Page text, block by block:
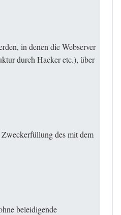
in denen die Webserver
durch Hacker etc.), über
des mit dem
beleidigende